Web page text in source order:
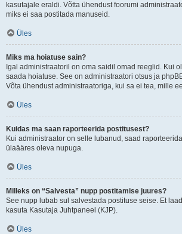
kasutajale eraldi. Võtta ühendust foorumi
miks ei saa postitada manuseid.
Üles
Miks ma hoiatuse sain?
Igal administraatoril on oma saidil omad reeglid. Kui
saada hoiatuse. See on administraatori otsus ja
Võta ühendust administraatoriga, kui sa ei tea, mille
Üles
Kuidas ma saan raporteerida postitusest?
Kui administraator on selle lubanud, saad
ülaääres oleva nupuga.
Üles
Milleks on “Salvesta” nupp postitamise juures?
See nupp lubab sul salvestada postituse seise. Et
kasuta Kasutaja Juhtpaneel (KJP).
Üles